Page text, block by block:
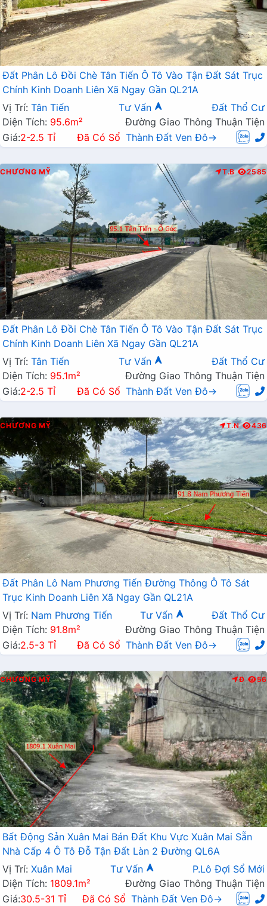
Đất Phân Lô Đồi Chè Tân Tiến Ô Tô Vào Tận Đất Sát Trục
Chính Kinh Doanh Liên Xã Ngay Gần QL21A
Vị Trí: Tân Tiến Tư Vấn
Đất Thổ Cư
Diện Tích: 95.6m²
Đường Giao Thông Thuận Tiện
Giá:2-2.5 Tỉ Đã Có Sổ Thành Đất Ven Đô→
CHƯƠNG MỸ T.B 2585
Đất Phân Lô Đồi Chè Tân Tiến Ô Tô Vào Tận Đất Sát Trục
Chính Kinh Doanh Liên Xã Ngay Gần QL21A
Vị Trí: Tân Tiến Tư Vấn
Đất Thổ Cư
Diện Tích: 95.1m²
Đường Giao Thông Thuận Tiện
Giá:2-2.5 Tỉ Đã Có Sổ Thành Đất Ven Đô→
CHƯƠNG MỸ T.N 436
Đất Phân Lô Nam Phương Tiến Đường Thông Ô Tô Sát
Trục Kinh Doanh Liên Xã Ngay Gần QL21A
Vị Trí: Nam Phương Tiến Tư Vấn
Đất Thổ Cư
Diện Tích: 91.8m²
Đường Giao Thông Thuận Tiện
Giá:2.5-3 Tỉ Đã Có Sổ Thành Đất Ven Đô→
CHƯƠNG MỸ Đ 56
Bất Động Sản Xuân Mai Bán Đất Khu Vực Xuân Mai Sẵn
Nhà Cấp 4 Ô Tô Đỗ Tận Đất Làn 2 Đường QL6A
Vị Trí: Xuân Mai Tư Vấn
P.Lô Đợi Sổ Mới
Diện Tích: 1809.1m²
Đường Giao Thông Thuận Tiện
Giá:30.5-31 Tỉ Đã Có Sổ Thành Đất Ven Đô→